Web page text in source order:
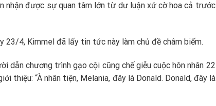
nhận được sự quan tâm lớn từ dư luận xứ cờ hoa cả trước
23/4, Kimmel đã lấy tin tức này làm chủ đề châm biếm.
dẫn chương trình gạo cội cũng chế giễu cuộc hôn nhân 22
thiệu: “À nhân tiện, Melania, đây là Donald. Donald, đây là